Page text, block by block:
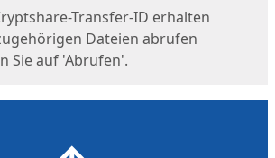
Transfer-ID erhalten
Dateien abrufen
Sie auf 'Abrufen'.